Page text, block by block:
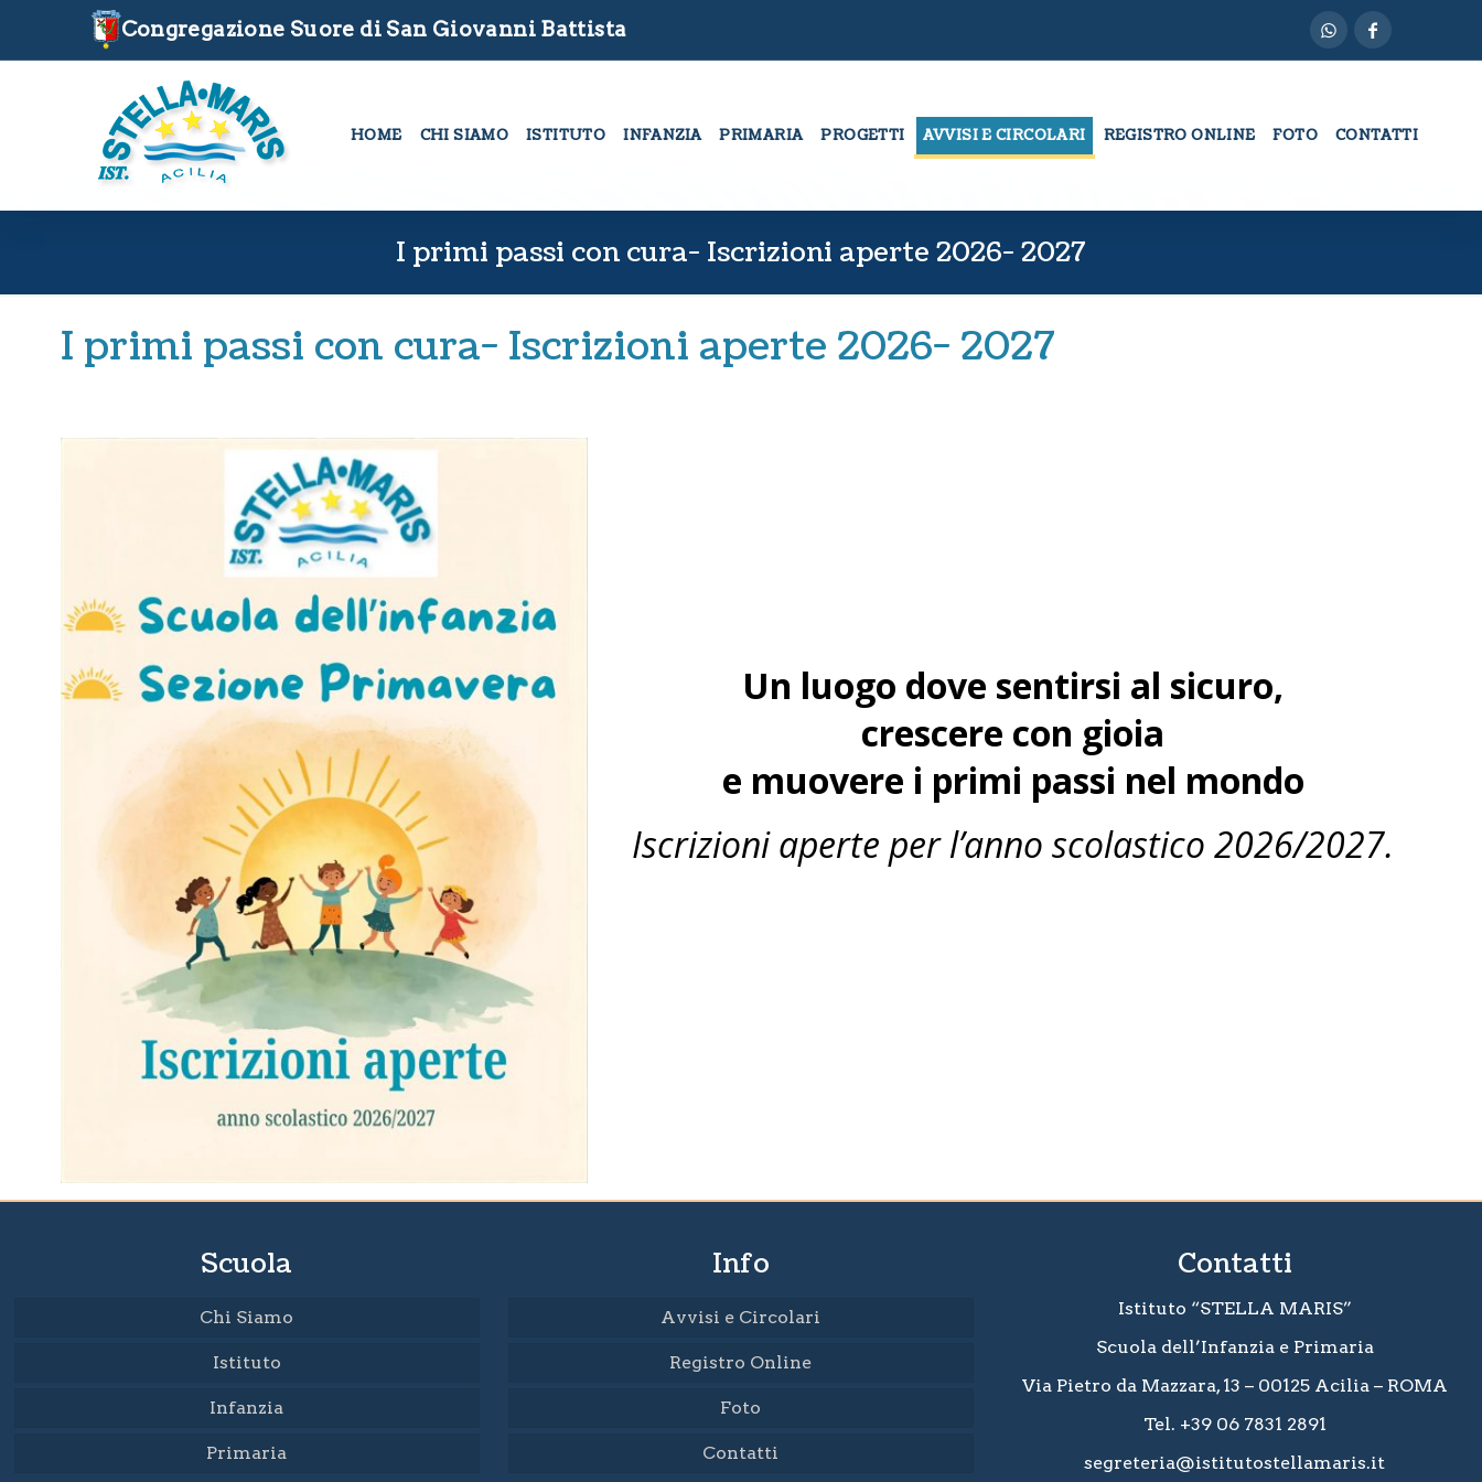
Congregazione Suore di San Giovanni Battista
HOME CHI SIAMO ISTITUTO INFANZIA PRIMARIA PROGETTI AVVISI E CIRCOLARI REGISTRO ONLINE FOTO CONTATTI
I primi passi con cura- Iscrizioni aperte 2026- 2027
I primi passi con cura- Iscrizioni aperte 2026- 2027
Un luogo dove sentirsi al sicuro,
crescere con gioia
e muovere i primi passi nel mondo
Iscrizioni aperte per l’anno scolastico 2026/2027.
Scuola
Chi Siamo
Istituto
Infanzia
Primaria
Info
Avvisi e Circolari
Registro Online
Foto
Contatti
Contatti
Istituto “STELLA MARIS”
Scuola dell’Infanzia e Primaria
Via Pietro da Mazzara, 13 – 00125 Acilia – ROMA
Tel. +39 06 7831 2891
segreteria@istitutostellamaris.it